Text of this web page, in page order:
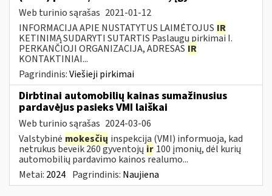
Web turinio sąrašas 2021-01-12
INFORMACIJA APIE NUSTATYTUS LAIMĖTOJUS IR
KETINIMĄ SUDARYTI SUTARTIS Paslaugų pirkimai I.
PERKANČIOJI ORGANIZACIJA, ADRESAS IR
KONTAKTINIAI...
Pagrindinis:Viešieji pirkimai
Dirbtinai automobilių kainas sumažinusius
pardavėjus pasieks VMI laiškai
Web turinio sąrašas 2024-03-06
Valstybinė mokesčių inspekcija (VMI) informuoja, kad
netrukus beveik 260 gyventojų ir 100 įmonių, dėl kurių
automobilių pardavimo kainos realumo...
Metai: 2024 Pagrindinis: Naujiena